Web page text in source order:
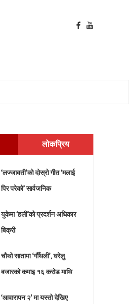
लोकप्रिय
‘लज्जावती’को दोस्रो गीत ‘मलाई
पिर परेको’ सार्वजनिक
युकेमा ‘हली’को प्रदर्शन अधिकार
बिक्री
चौथो सातामा ‘गौँथली’, घरेलु
बजारको कमाइ १६ करोड माथि
‘आवारापन २’ मा यस्तो देखिए